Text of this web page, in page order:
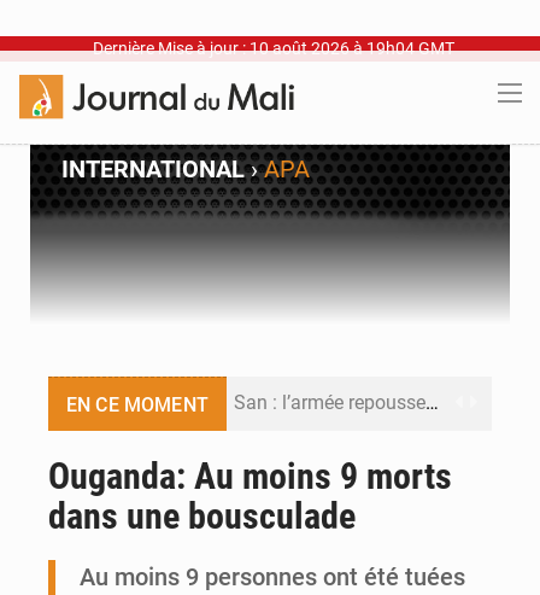
Dernière Mise à jour : 10 août 2026 à 19h04 GMT
INTERNATIONAL›APA
EN CE MOMENT San : l’armée repousse une attaque malgré des pertes
Intégration des ex-miliciens dans l’armée malienne : un pari stratégique à haut risque entre symbolique et réalité opérationnelle
Ouganda: Au moins 9 morts
dans une bousculade
Au moins 9 personnes ont été tuées